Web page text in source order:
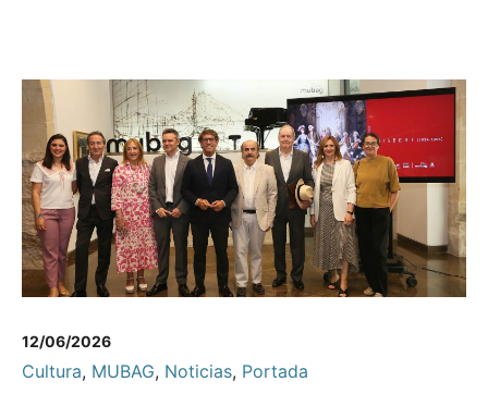
12/06/2026
Cultura, MUBAG, Noticias, Portada